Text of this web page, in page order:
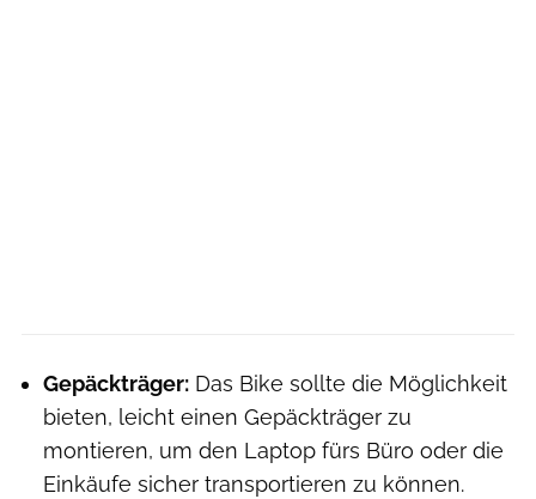
Gepäckträger: Das Bike sollte die Möglichkeit
bieten, leicht einen Gepäckträger zu
montieren, um den Laptop fürs Büro oder die
Einkäufe sicher transportieren zu können.